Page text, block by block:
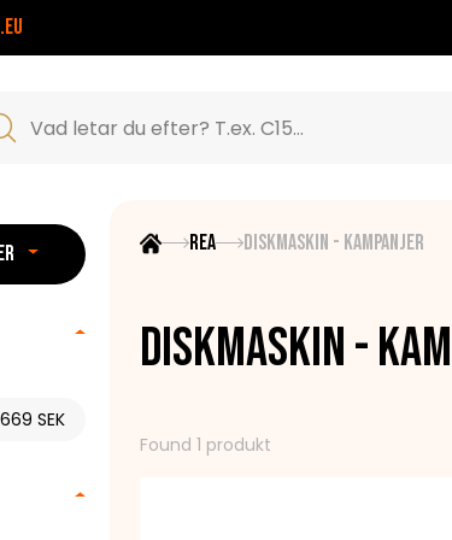
Rea Diskmaskin - Kampanjer
Diskmaskin -
Found 1 produkt